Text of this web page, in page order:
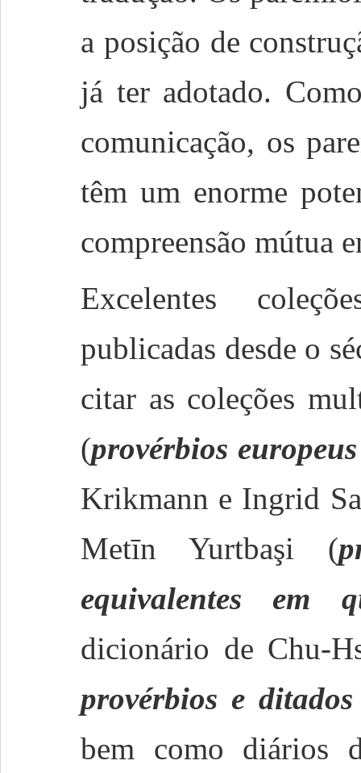
a posição de
já ter adotado.
comunicação, os
têm um enorme
compreensão mútua
Excelentes
publicadas desde o
citar as coleções
(provérbios
Krikmann e Ingrid
Metīn Yurtbaşi (
equivalentes em
dicionário de Chu-
provérbios e
bem como diários